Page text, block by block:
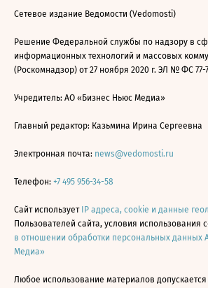
Сетевое издание Ведомости (Vedomosti)
Решение Федеральной службы по надзору в
информационных технологий и массовых
(Роскомнадзор) от 27 ноября 2020 г. ЭЛ № ФС 77-
Учредитель: АО «Бизнес Ньюс Медиа»
Главный редактор: Казьмина Ирина Сергеевна
Электронная почта: news@vedomosti.ru
Телефон: +7 495 956-34-58
Сайт использует IP адреса, cookie и данные
Пользователей сайта, условия использования
в отношении обработки персональных данных
Медиа»
Любое использование материалов допускается